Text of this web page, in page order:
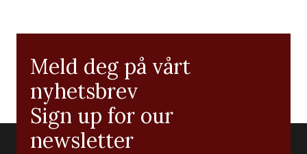
Meld deg på vårt
nyhetsbrev
Sign up for our
newsletter